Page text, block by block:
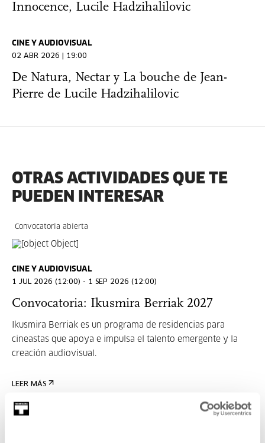
Innocence, Lucile Hadzihalilovic
CINE Y AUDIOVISUAL
02 ABR 2026 | 19:00
De Natura, Nectar y La bouche de Jean-
Pierre de Lucile Hadzihalilovic
OTRAS ACTIVIDADES QUE TE
PUEDEN INTERESAR
Convocatoria abierta
CINE Y AUDIOVISUAL
1 JUL 2026 (12:00) - 1 SEP 2026 (12:00)
Convocatoria: Ikusmira Berriak 2027
Ikusmira Berriak es un programa de residencias para
cineastas que apoya e impulsa el talento emergente y la
creación audiovisual.
LEER MÁS